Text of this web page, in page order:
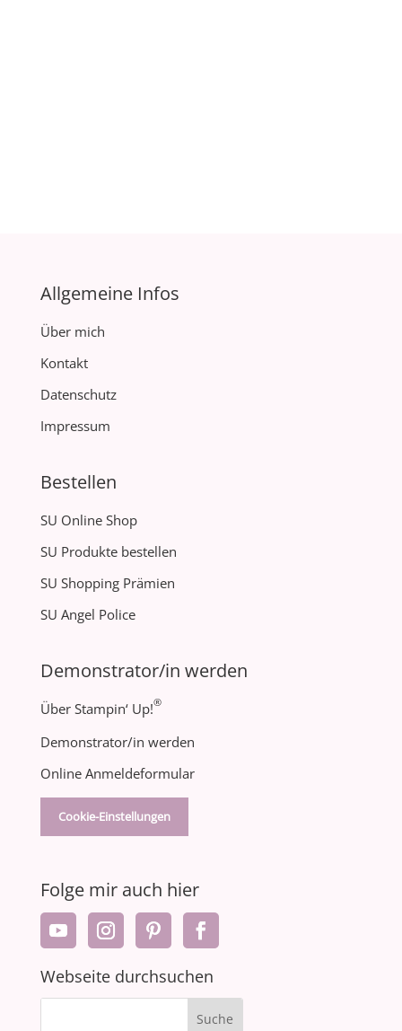
Allgemeine Infos
Über mich
Kontakt
Datenschutz
Impressum
Bestellen
SU Online Shop
SU Produkte bestellen
SU Shopping Prämien
SU Angel Police
Demonstrator/in werden
Über Stampin‘ Up!®
Demonstrator/in werden
Online Anmeldeformular
Cookie-Einstellungen
Folge mir auch hier
Webseite durchsuchen